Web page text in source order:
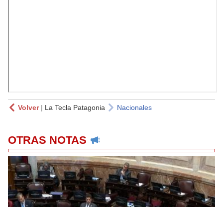
Volver| La Tecla Patagonia Nacionales
OTRAS NOTAS